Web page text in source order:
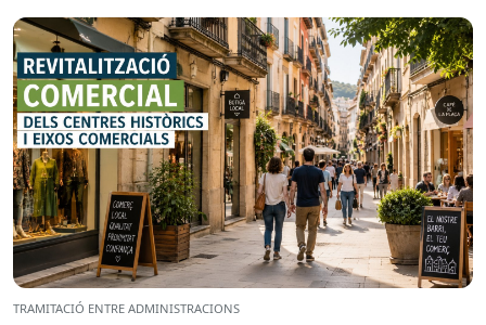
TRAMITACIÓ ENTRE ADMINISTRACIONS